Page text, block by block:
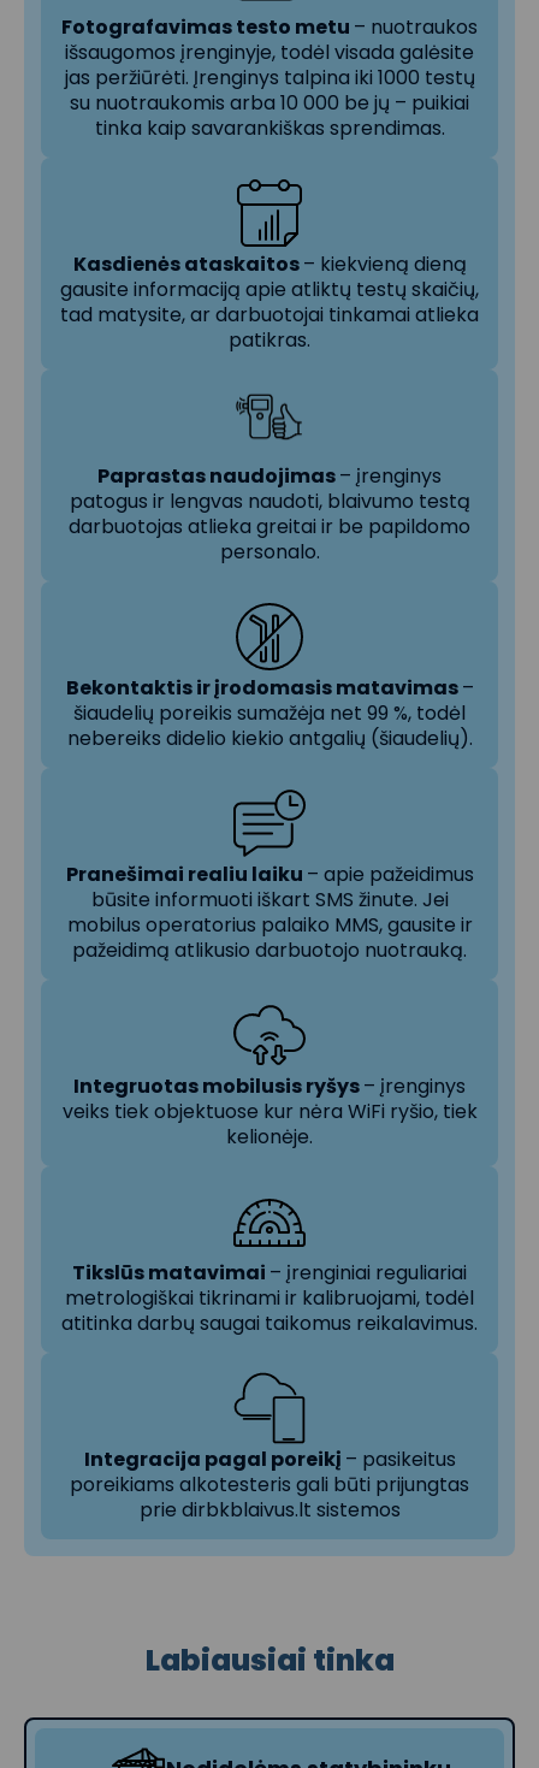
Fotografavimas testo metu – nuotraukos
išsaugomos įrenginyje, todėl visada galėsite
jas peržiūrėti. Įrenginys talpina iki 1000 testų
su nuotraukomis arba 10 000 be jų – puikiai
tinka kaip savarankiškas sprendimas.
Kasdienės ataskaitos– kiekvieną dieną
gausite informaciją apie atliktų testų skaičių,
tad matysite, ar darbuotojai tinkamai atlieka
patikras.
Paprastas naudojimas– įrenginys
patogus ir lengvas naudoti, blaivumo testą
darbuotojas atlieka greitai ir be papildomo
personalo.
Bekontaktis ir įrodomasis matavimas–
šiaudelių poreikis sumažėja net 99 %, todėl
nebereiks didelio kiekio antgalių (šiaudelių).
Pranešimai realiu laiku – apie pažeidimus
būsite informuoti iškart SMS žinute. Jei
mobilus operatorius palaiko MMS, gausite ir
pažeidimą atlikusio darbuotojo nuotrauką.
Integruotas mobilusis ryšys– įrenginys
veiks tiek objektuose kur nėra WiFi ryšio, tiek
kelionėje.
Tikslūs matavimai – įrenginiai reguliariai
metrologiškai tikrinami ir kalibruojami, todėl
atitinka darbų saugai taikomus reikalavimus.
Integracija pagal poreikį – pasikeitus
poreikiams alkotesteris gali būti prijungtas
prie dirbkblaivus.lt sistemos
Labiausiai tinka